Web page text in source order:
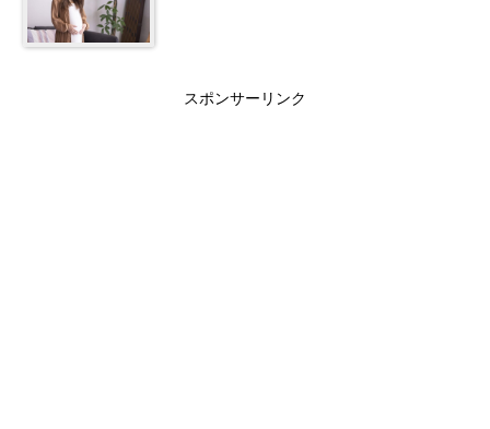
スポンサーリンク